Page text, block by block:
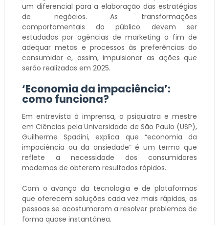
um diferencial para a elaboração das estratégias
de negócios. As transformações
comportamentais do público devem ser
estudadas por agências de marketing a fim de
adequar metas e processos às preferências do
consumidor e, assim, impulsionar as ações que
serão realizadas em 2025.
‘Economia da impaciência’:
como funciona?
Em entrevista à imprensa, o psiquiatra e mestre
em Ciências pela Universidade de São Paulo (USP),
Guilherme Spadini, explica que “economia da
impaciência ou da ansiedade” é um termo que
reflete a necessidade dos consumidores
modernos de obterem resultados rápidos.
Com o avanço da tecnologia e de plataformas
que oferecem soluções cada vez mais rápidas, as
pessoas se acostumaram a resolver problemas de
forma quase instantânea.